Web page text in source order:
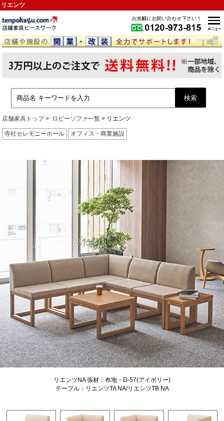
リエンツ
店舗家具トップ ロビーソファ一覧 リエンツ
寺社セレモニーホール オフィス・商業施設
リエンツNA 張材：布地・D-57(アイボリー)
テーブル：リエンツTA NA/リエンツTB NA